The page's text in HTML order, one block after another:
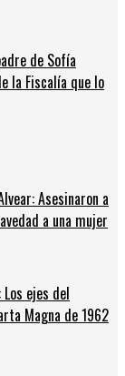
de Sofía
la Fiscalía que lo
Asesinaron a
a una mujer
ejes del
Magna de 1962